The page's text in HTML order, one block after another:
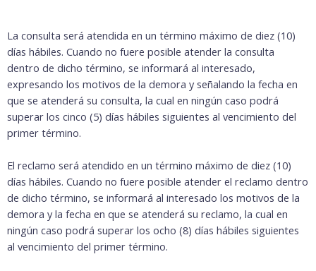
La consulta será atendida en un término máximo de diez (10)
días hábiles. Cuando no fuere posible atender la consulta
dentro de dicho término, se informará al interesado,
expresando los motivos de la demora y señalando la fecha en
que se atenderá su consulta, la cual en ningún caso podrá
superar los cinco (5) días hábiles siguientes al vencimiento del
primer término.
El reclamo será atendido en un término máximo de diez (10)
días hábiles. Cuando no fuere posible atender el reclamo dentro
de dicho término, se informará al interesado los motivos de la
demora y la fecha en que se atenderá su reclamo, la cual en
ningún caso podrá superar los ocho (8) días hábiles siguientes
al vencimiento del primer término.